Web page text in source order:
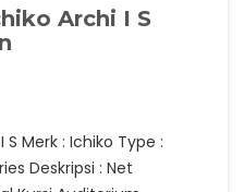
Archi I S
Merk : Ichiko Type :
Deskripsi : Net